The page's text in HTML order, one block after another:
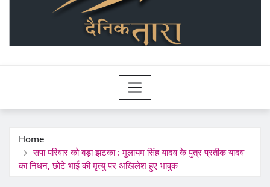
Home
सपा परिवार को बड़ा झटका : मुलायम सिंह यादव के पुत्र प्रतीक यादव
का निधन, छोटे भाई की मृत्यु पर अखिलेश हुए भावुक